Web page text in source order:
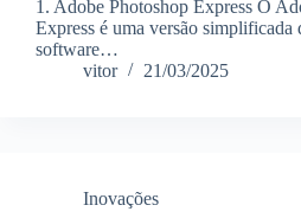
1. Adobe Photoshop Express O
Express é uma versão simplificada
software…
vitor
21/03/2025
Inovações